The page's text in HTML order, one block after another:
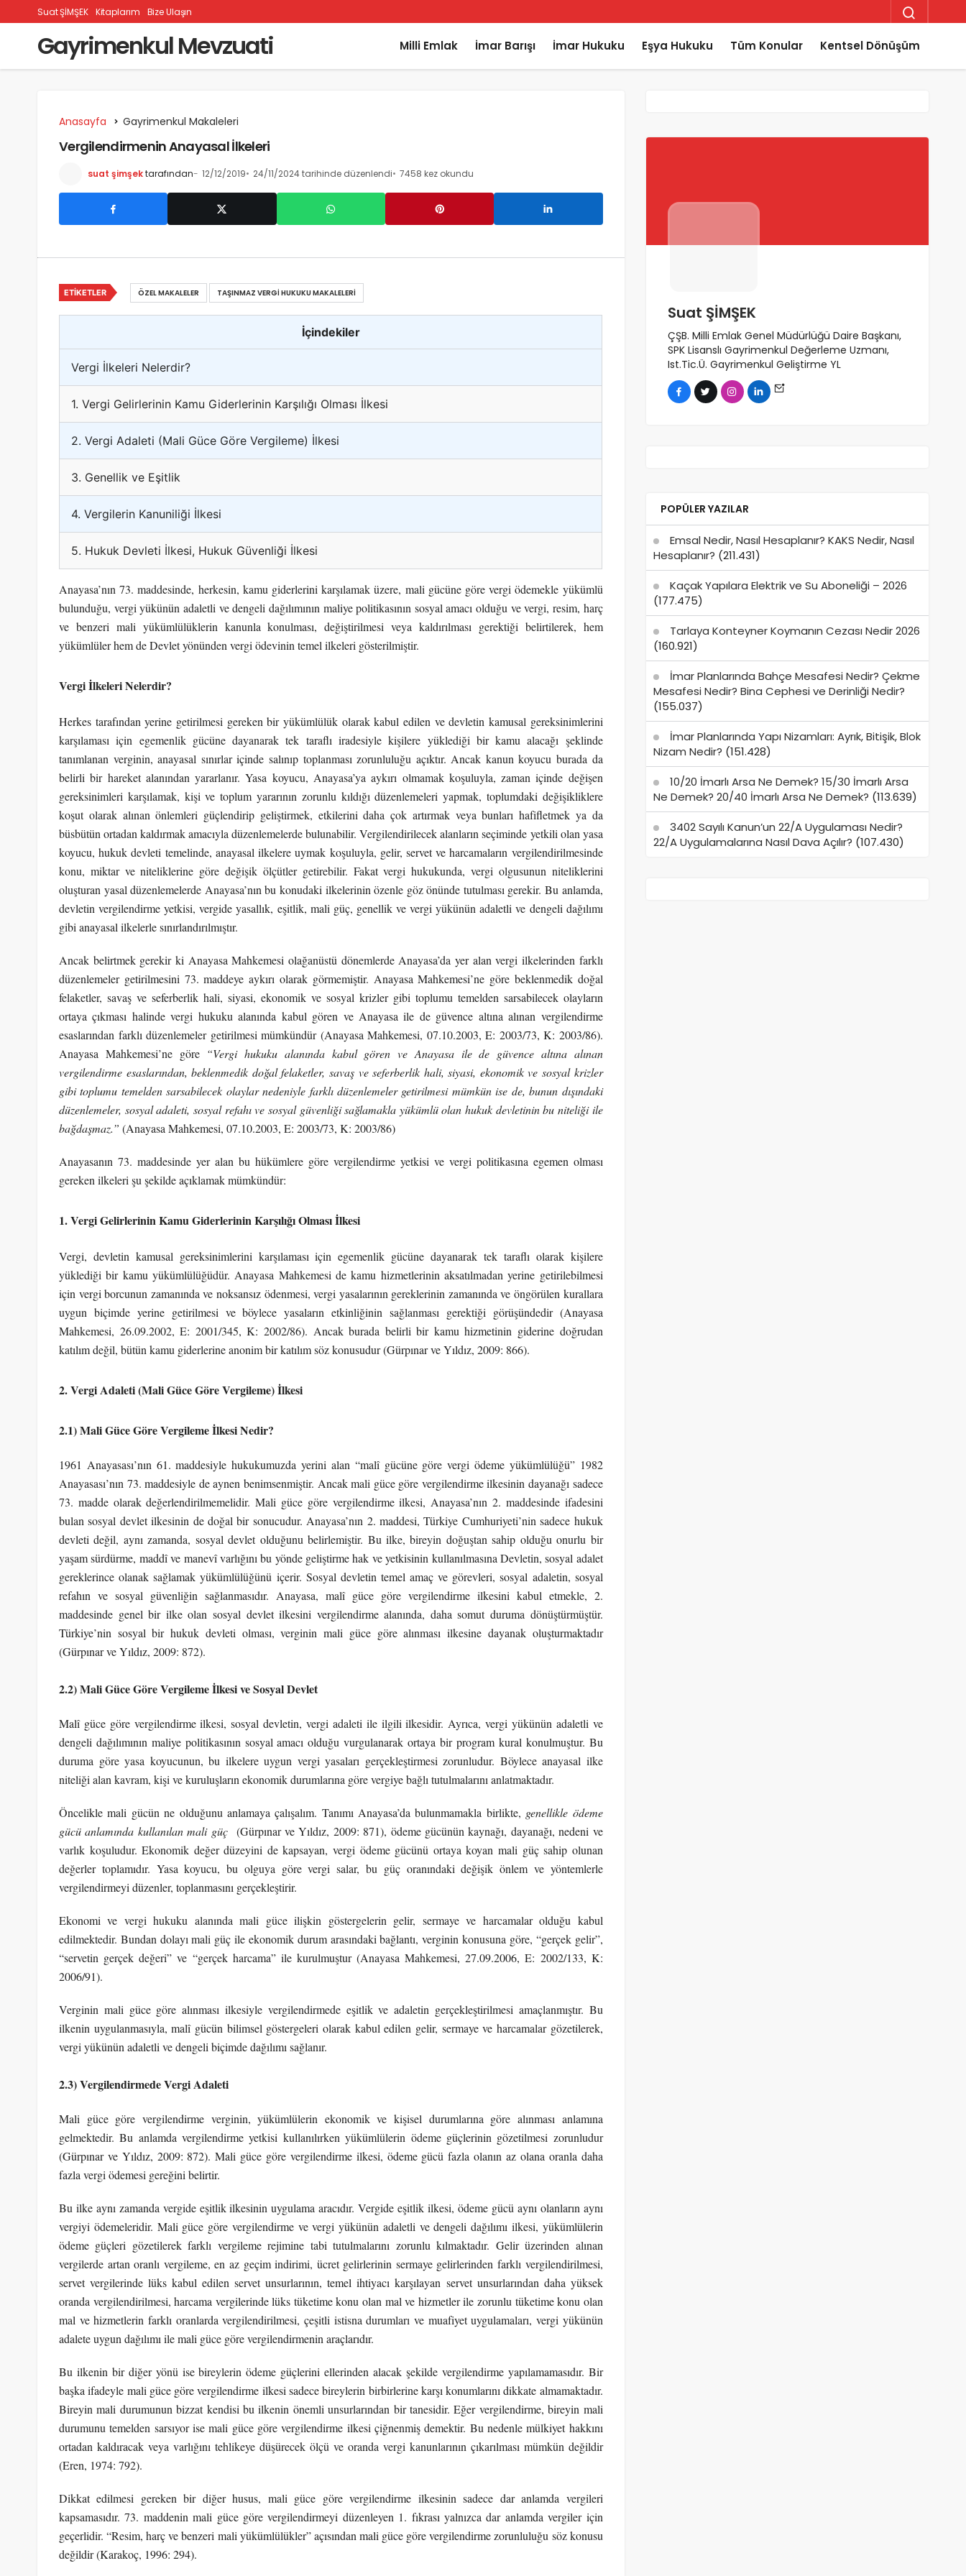
Suat ŞİMŞEK Kitaplarım Bize Ulaşın
Gayrimenkul Mevzuati Milli Emlak İmar Barışı İmar Hukuku Eşya Hukuku Tüm Konular Kentsel Dönüşüm
Anasayfa Gayrimenkul Makaleleri
Vergilendirmenin Anayasal İlkeleri
suat şimşektarafından 12/12/2019 24/11/2024 tarihinde düzenlendi 7458 kez okundu
İçindekiler
Vergi İlkeleri Nelerdir?
1. Vergi Gelirlerinin Kamu Giderlerinin Karşılığı Olması İlkesi
2. Vergi Adaleti (Mali Güce Göre Vergileme) İlkesi
3. Genellik ve Eşitlik
4. Vergilerin Kanuniliği İlkesi
5. Hukuk Devleti İlkesi, Hukuk Güvenliği İlkesi
Anayasa’nın 73. maddesinde, herkesin, kamu giderlerini karşılamak üzere, mali gücüne göre vergi ödemekle yükümlü
bulunduğu, vergi yükünün adaletli ve dengeli dağılımının maliye politikasının sosyal amacı olduğu ve vergi, resim, harç
ve benzeri mali yükümlülüklerin kanunla konulması, değiştirilmesi veya kaldırılması gerektiği belirtilerek, hem
yükümlüler hem de Devlet yönünden vergi ödevinin temel ilkeleri gösterilmiştir.
Vergi İlkeleri Nelerdir?
Herkes tarafından yerine getirilmesi gereken bir yükümlülük olarak kabul edilen ve devletin kamusal gereksinimlerini
karşılaması için egemenlik gücüne dayanarak tek taraflı iradesiyle kişilere yüklediği bir kamu alacağı şeklinde
tanımlanan verginin, anayasal sınırlar içinde salınıp toplanması zorunluluğu açıktır. Ancak kanun koyucu burada da
belirli bir hareket alanından yararlanır. Yasa koyucu, Anayasa’ya aykırı olmamak koşuluyla, zaman içinde değişen
gereksinimleri karşılamak, kişi ve toplum yararının zorunlu kıldığı düzenlemeleri yapmak, toplumdaki değişikliklere
koşut olarak alınan önlemleri güçlendirip geliştirmek, etkilerini daha çok artırmak veya bunları hafifletmek ya da
büsbütün ortadan kaldırmak amacıyla düzenlemelerde bulunabilir. Vergilendirilecek alanların seçiminde yetkili olan yasa
koyucu, hukuk devleti temelinde, anayasal ilkelere uymak koşuluyla, gelir, servet ve harcamaların vergilendirilmesinde
konu, miktar ve niteliklerine göre değişik ölçütler getirebilir. Fakat vergi hukukunda, vergi olgusunun niteliklerini
oluşturan yasal düzenlemelerde Anayasa’nın bu konudaki ilkelerinin özenle göz önünde tutulması gerekir. Bu anlamda,
devletin vergilendirme yetkisi, vergide yasallık, eşitlik, mali güç, genellik ve vergi yükünün adaletli ve dengeli dağılımı
gibi anayasal ilkelerle sınırlandırılmıştır.
Ancak belirtmek gerekir ki Anayasa Mahkemesi olağanüstü dönemlerde Anayasa’da yer alan vergi ilkelerinden farklı
düzenlemeler getirilmesini 73. maddeye aykırı olarak görmemiştir. Anayasa Mahkemesi’ne göre beklenmedik doğal
felaketler, savaş ve seferberlik hali, siyasi, ekonomik ve sosyal krizler gibi toplumu temelden sarsabilecek olayların
ortaya çıkması halinde vergi hukuku alanında kabul gören ve Anayasa ile de güvence altına alınan vergilendirme
esaslarından farklı düzenlemeler getirilmesi mümkündür (Anayasa Mahkemesi, 07.10.2003, E: 2003/73, K: 2003/86).
Anayasa Mahkemesi’ne göre “Vergi hukuku alanında kabul gören ve Anayasa ile de güvence altına alınan
vergilendirme esaslarından, beklenmedik doğal felaketler, savaş ve seferberlik hali, siyasi, ekonomik ve sosyal krizler
gibi toplumu temelden sarsabilecek olaylar nedeniyle farklı düzenlemeler getirilmesi mümkün ise de, bunun dışındaki
düzenlemeler, sosyal adaleti, sosyal refahı ve sosyal güvenliği sağlamakla yükümlü olan hukuk devletinin bu niteliği ile
bağdaşmaz.” (Anayasa Mahkemesi, 07.10.2003, E: 2003/73, K: 2003/86)
Anayasanın 73. maddesinde yer alan bu hükümlere göre vergilendirme yetkisi ve vergi politikasına egemen olması
gereken ilkeleri şu şekilde açıklamak mümkündür:
1. Vergi Gelirlerinin Kamu Giderlerinin Karşılığı Olması İlkesi
Vergi, devletin kamusal gereksinimlerini karşılaması için egemenlik gücüne dayanarak tek taraflı olarak kişilere
yüklediği bir kamu yükümlülüğüdür. Anayasa Mahkemesi de kamu hizmetlerinin aksatılmadan yerine getirilebilmesi
için vergi borcunun zamanında ve noksansız ödenmesi, vergi yasalarının gereklerinin zamanında ve öngörülen kurallara
uygun biçimde yerine getirilmesi ve böylece yasaların etkinliğinin sağlanması gerektiği görüşündedir (Anayasa
Mahkemesi, 26.09.2002, E: 2001/345, K: 2002/86). Ancak burada belirli bir kamu hizmetinin giderine doğrudan
katılım değil, bütün kamu giderlerine anonim bir katılım söz konusudur (Gürpınar ve Yıldız, 2009: 866).
2. Vergi Adaleti (Mali Güce Göre Vergileme) İlkesi
2.1) Mali Güce Göre Vergileme İlkesi Nedir?
1961 Anayasası’nın 61. maddesiyle hukukumuzda yerini alan “malî gücüne göre vergi ödeme yükümlülüğü” 1982
Anayasası’nın 73. maddesiyle de aynen benimsenmiştir. Ancak mali güce göre vergilendirme ilkesinin dayanağı sadece
73. madde olarak değerlendirilmemelidir. Mali güce göre vergilendirme ilkesi, Anayasa’nın 2. maddesinde ifadesini
bulan sosyal devlet ilkesinin de doğal bir sonucudur. Anayasa’nın 2. maddesi, Türkiye Cumhuriyeti’nin sadece hukuk
devleti değil, aynı zamanda, sosyal devlet olduğunu belirlemiştir. Bu ilke, bireyin doğuştan sahip olduğu onurlu bir
yaşam sürdürme, maddî ve manevî varlığını bu yönde geliştirme hak ve yetkisinin kullanılmasına Devletin, sosyal adalet
gereklerince olanak sağlamak yükümlülüğünü içerir. Sosyal devletin temel amaç ve görevleri, sosyal adaletin, sosyal
refahın ve sosyal güvenliğin sağlanmasıdır. Anayasa, malî güce göre vergilendirme ilkesini kabul etmekle, 2.
maddesinde genel bir ilke olan sosyal devlet ilkesini vergilendirme alanında, daha somut duruma dönüştürmüştür.
Türkiye’nin sosyal bir hukuk devleti olması, verginin mali güce göre alınması ilkesine dayanak oluşturmaktadır
(Gürpınar ve Yıldız, 2009: 872).
2.2) Mali Güce Göre Vergileme İlkesi ve Sosyal Devlet
Malî güce göre vergilendirme ilkesi, sosyal devletin, vergi adaleti ile ilgili ilkesidir. Ayrıca, vergi yükünün adaletli ve
dengeli dağılımının maliye politikasının sosyal amacı olduğu vurgulanarak ortaya bir program kural konulmuştur. Bu
duruma göre yasa koyucunun, bu ilkelere uygun vergi yasaları gerçekleştirmesi zorunludur. Böylece anayasal ilke
niteliği alan kavram, kişi ve kuruluşların ekonomik durumlarına göre vergiye bağlı tutulmalarını anlatmaktadır.
Öncelikle mali gücün ne olduğunu anlamaya çalışalım. Tanımı Anayasa’da bulunmamakla birlikte, genellikle ödeme
gücü anlamında kullanılan mali güç (Gürpınar ve Yıldız, 2009: 871), ödeme gücünün kaynağı, dayanağı, nedeni ve
varlık koşuludur. Ekonomik değer düzeyini de kapsayan, vergi ödeme gücünü ortaya koyan mali güç sahip olunan
değerler toplamıdır. Yasa koyucu, bu olguya göre vergi salar, bu güç oranındaki değişik önlem ve yöntemlerle
vergilendirmeyi düzenler, toplanmasını gerçekleştirir.
Ekonomi ve vergi hukuku alanında mali güce ilişkin göstergelerin gelir, sermaye ve harcamalar olduğu kabul
edilmektedir. Bundan dolayı mali güç ile ekonomik durum arasındaki bağlantı, verginin konusuna göre, “gerçek gelir”,
“servetin gerçek değeri” ve “gerçek harcama” ile kurulmuştur (Anayasa Mahkemesi, 27.09.2006, E: 2002/133, K:
2006/91).
Verginin mali güce göre alınması ilkesiyle vergilendirmede eşitlik ve adaletin gerçekleştirilmesi amaçlanmıştır. Bu
ilkenin uygulanmasıyla, malî gücün bilimsel göstergeleri olarak kabul edilen gelir, sermaye ve harcamalar gözetilerek,
vergi yükünün adaletli ve dengeli biçimde dağılımı sağlanır.
2.3) Vergilendirmede Vergi Adaleti
Mali güce göre vergilendirme verginin, yükümlülerin ekonomik ve kişisel durumlarına göre alınması anlamına
gelmektedir. Bu anlamda vergilendirme yetkisi kullanılırken yükümlülerin ödeme güçlerinin gözetilmesi zorunludur
(Gürpınar ve Yıldız, 2009: 872). Mali güce göre vergilendirme ilkesi, ödeme gücü fazla olanın az olana oranla daha
fazla vergi ödemesi gereğini belirtir.
Bu ilke aynı zamanda vergide eşitlik ilkesinin uygulama aracıdır. Vergide eşitlik ilkesi, ödeme gücü aynı olanların aynı
vergiyi ödemeleridir. Mali güce göre vergilendirme ve vergi yükünün adaletli ve dengeli dağılımı ilkesi, yükümlülerin
ödeme güçleri gözetilerek farklı vergileme rejimine tabi tutulmalarını zorunlu kılmaktadır. Gelir üzerinden alınan
vergilerde artan oranlı vergileme, en az geçim indirimi, ücret gelirlerinin sermaye gelirlerinden farklı vergilendirilmesi,
servet vergilerinde lüks kabul edilen servet unsurlarının, temel ihtiyacı karşılayan servet unsurlarından daha yüksek
oranda vergilendirilmesi, harcama vergilerinde lüks tüketime konu olan mal ve hizmetler ile zorunlu tüketime konu olan
mal ve hizmetlerin farklı oranlarda vergilendirilmesi, çeşitli istisna durumları ve muafiyet uygulamaları, vergi yükünün
adalete uygun dağılımı ile mali güce göre vergilendirmenin araçlarıdır.
Bu ilkenin bir diğer yönü ise bireylerin ödeme güçlerini ellerinden alacak şekilde vergilendirme yapılamamasıdır. Bir
başka ifadeyle mali güce göre vergilendirme ilkesi sadece bireylerin birbirlerine karşı konumlarını dikkate almamaktadır.
Bireyin mali durumunun bizzat kendisi bu ilkenin önemli unsurlarından bir tanesidir. Eğer vergilendirme, bireyin mali
durumunu temelden sarsıyor ise mali güce göre vergilendirme ilkesi çiğnenmiş demektir. Bu nedenle mülkiyet hakkını
ortadan kaldıracak veya varlığını tehlikeye düşürecek ölçü ve oranda vergi kanunlarının çıkarılması mümkün değildir
(Eren, 1974: 792).
Dikkat edilmesi gereken bir diğer husus, mali güce göre vergilendirme ilkesinin sadece dar anlamda vergileri
kapsamasıdır. 73. maddenin mali güce göre vergilendirmeyi düzenleyen 1. fıkrası yalnızca dar anlamda vergiler için
geçerlidir. “Resim, harç ve benzeri mali yükümlülükler” açısından mali güce göre vergilendirme zorunluluğu söz konusu
değildir (Karakoç, 1996: 294).
ETIKETLER ÖZEL MAKALELER TAŞINMAZ VERGI HUKUKU MAKALELERI
Suat ŞİMŞEK
ÇŞB. Milli Emlak Genel Müdürlüğü Daire Başkanı,
SPK Lisanslı Gayrimenkul Değerleme Uzmanı,
Ist.Tic.Ü. Gayrimenkul Geliştirme YL
POPÜLER YAZILAR
Emsal Nedir, Nasıl Hesaplanır? KAKS Nedir, Nasıl
Hesaplanır? (211.431)
Kaçak Yapılara Elektrik ve Su Aboneliği – 2026
(177.475)
Tarlaya Konteyner Koymanın Cezası Nedir 2026
(160.921)
İmar Planlarında Bahçe Mesafesi Nedir? Çekme
Mesafesi Nedir? Bina Cephesi ve Derinliği Nedir?
(155.037)
İmar Planlarında Yapı Nizamları: Ayrık, Bitişik, Blok
Nizam Nedir? (151.428)
10/20 İmarlı Arsa Ne Demek? 15/30 İmarlı Arsa
Ne Demek? 20/40 İmarlı Arsa Ne Demek? (113.639)
3402 Sayılı Kanun’un 22/A Uygulaması Nedir?
22/A Uygulamalarına Nasıl Dava Açılır? (107.430)